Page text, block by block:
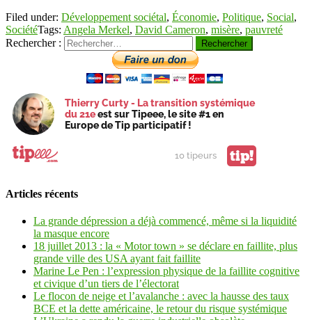
Filed under: Développement sociétal, Économie, Politique, Social,
SociétéTags: Angela Merkel, David Cameron, misère, pauvreté
Rechercher :
Thierry Curty - La transition systémique
du 21eest sur Tipeee, le site #1 en
Europe de Tip participatif !
10 tipeurs tip!
Articles récents
La grande dépression a déjà commencé, même si la liquidité
la masque encore
18 juillet 2013 : la « Motor town » se déclare en faillite, plus
grande ville des USA ayant fait faillite
Marine Le Pen : l’expression physique de la faillite cognitive
et civique d’un tiers de l’électorat
Le flocon de neige et l’avalanche : avec la hausse des taux
BCE et la dette américaine, le retour du risque systémique